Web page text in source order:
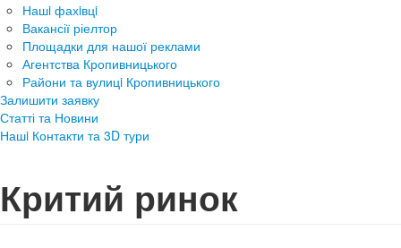
Нашi фахiвцi
Вакансії ріелтор
Площадки для нашої реклами
Агентства Кропивницького
Райони та вулицi Кропивницького
Залишити заявку
Статті та Новини
Нашi Контакти та 3D тури
Критий ринок